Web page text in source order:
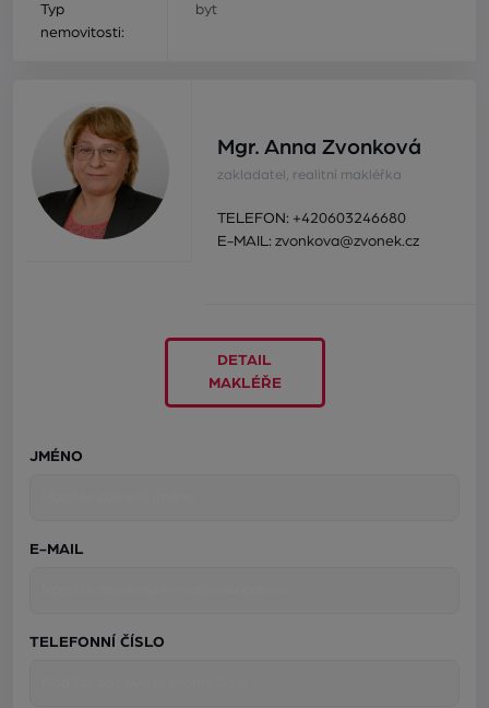
Typ
nemovitosti:
byt
Mgr. Anna Zvonková
zakladatel, realitní makléřka
TELEFON: +420603246680
E-MAIL: zvonkova@zvonek.cz
DETAIL
MAKLÉŘE
JMÉNO
E-MAIL
TELEFONNÍ ČÍSLO